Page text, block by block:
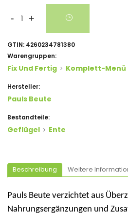
- +
GTIN: 4260234781380
Warengruppen:
Fix Und Fertig Komplett-Menü
Hersteller:
Pauls Beute
Bestandteile:
Geflügel Ente
Beschreibung Weitere
Pauls Beute verzichtet aus
Nahrungsergänzungen und